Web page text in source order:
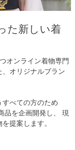
た新しい着
オンライン着物専門
オリジナルブラン
べての方のため
品を企画開発し、 現
提案します。